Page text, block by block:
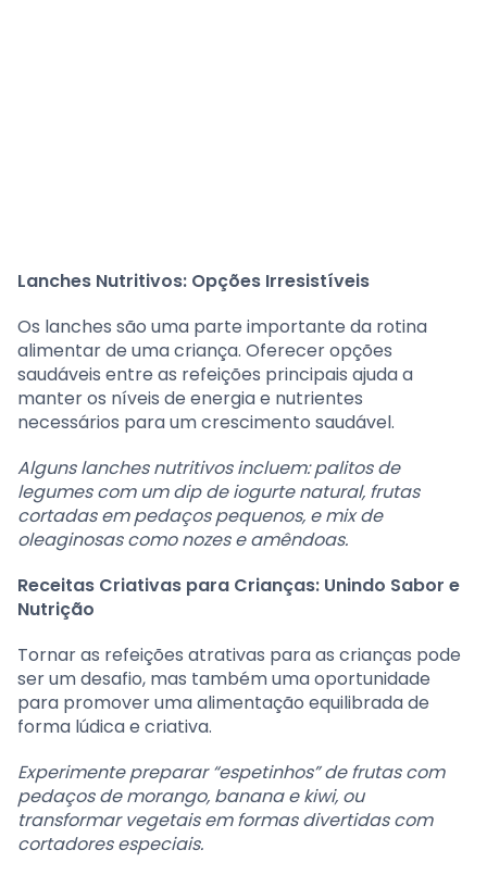
Lanches Nutritivos: Opções Irresistíveis
Os lanches são uma parte importante da rotina
alimentar de uma criança. Oferecer opções
saudáveis entre as refeições principais ajuda a
manter os níveis de energia e nutrientes
necessários para um crescimento saudável.
Alguns lanches nutritivos incluem: palitos de
legumes com um dip de iogurte natural, frutas
cortadas em pedaços pequenos, e mix de
oleaginosas como nozes e amêndoas.
Receitas Criativas para Crianças: Unindo Sabor e
Nutrição
Tornar as refeições atrativas para as crianças pode
ser um desafio, mas também uma oportunidade
para promover uma alimentação equilibrada de
forma lúdica e criativa.
Experimente preparar “espetinhos” de frutas com
pedaços de morango, banana e kiwi, ou
transformar vegetais em formas divertidas com
cortadores especiais.